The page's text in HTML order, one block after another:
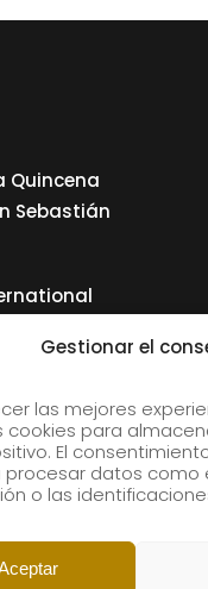
Gestionar el
las mejores
cookies para
El
procesar datos
o las
Quincena
Sebastián
Young
Band
Charles
Jazzaldia